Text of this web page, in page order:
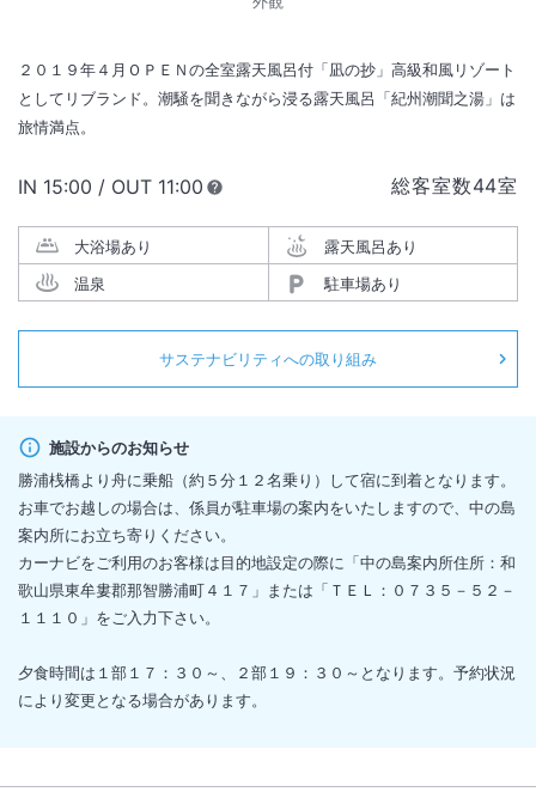
２０１９年４月ＯＰＥＮの全室露天風呂付「凪の抄」高級和風リゾート
としてリブランド。潮騒を聞きながら浸る露天風呂「紀州潮聞之湯」は
旅情満点。
総客室数44室
IN チェックイン
15:00 / OUT チェックアウト
11:00
大浴場あり
露天風呂あり
温泉
駐車場あり
サステナビリティへの取り組み
施設からのお知らせ
勝浦桟橋より舟に乗船（約５分１２名乗り）して宿に到着となります。
お車でお越しの場合は、係員が駐車場の案内をいたしますので、中の島
案内所にお立ち寄りください。
カーナビをご利用のお客様は目的地設定の際に「中の島案内所住所：和
歌山県東牟婁郡那智勝浦町４１７」または「ＴＥＬ：０７３５－５２－
１１１０」をご入力下さい。
夕食時間は１部１７：３０～、２部１９：３０～となります。予約状況
により変更となる場合があります。